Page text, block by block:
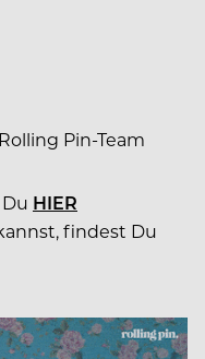
Pin-Team
HIER
findest Du